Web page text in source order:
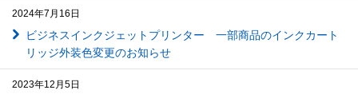
2024年7月16日
ビジネスインクジェットプリンター 一部商品のインクカート
リッジ外装色変更のお知らせ
2023年12月5日